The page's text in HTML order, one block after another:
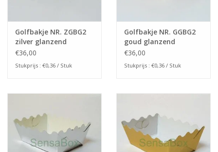
Golfbakje NR. ZGBG2
zilver glanzend
(100stuks)
€36,00
Stukprijs : €0,36 / Stuk
Golfbakje NR. GGBG2
goud glanzend
(100stuks)
€36,00
Stukprijs : €0,36 / Stuk